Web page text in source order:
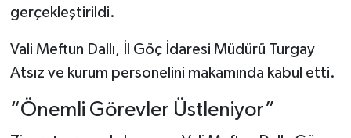
gerçekleştirildi.
Vali Meftun Dallı, İl Göç İdaresi Müdürü Turgay
Atsız ve kurum personelini makamında kabul etti.
“Önemli Görevler Üstleniyor”
Merkez Haberleri
Pınarbaşı Haberleri